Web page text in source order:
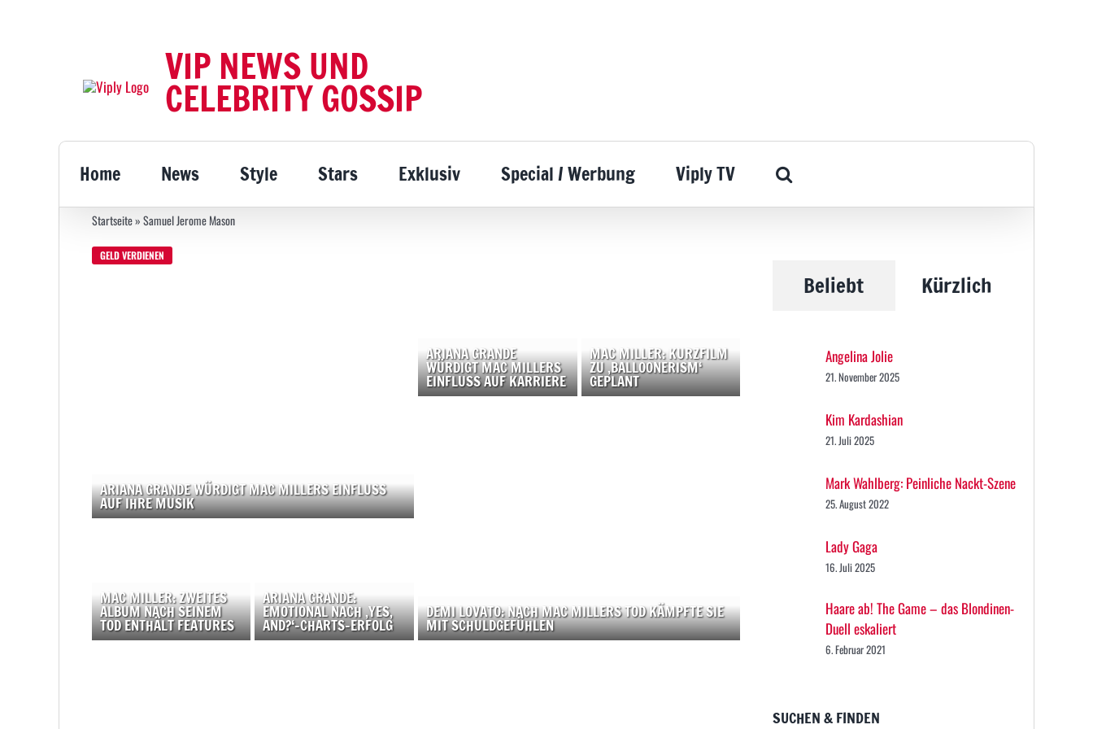
VIP NEWS UND
CELEBRITY GOSSIP
Home News Style Stars Exklusiv Special / Werbung Viply TV
Startseite»Samuel Jerome Mason
GELD VERDIENEN
ARIANA GRANDE WÜRDIGT MAC MILLERS EINFLUSS
AUF IHRE MUSIK
ARIANA GRANDE
WÜRDIGT MAC MILLERS
EINFLUSS AUF KARRIERE
MAC MILLER: KURZFILM
ZU ‚BALLOONERISM‘
GEPLANT
MAC MILLER: ZWEITES
ALBUM NACH SEINEM
TOD ENTHÄLT FEATURES
ARIANA GRANDE:
EMOTIONAL NACH ‚YES,
AND?‘-CHARTS-ERFOLG
DEMI LOVATO: NACH MAC MILLERS TOD KÄMPFTE SIE
MIT SCHULDGEFÜHLEN
Beliebt Kürzlich
Angelina Jolie
21. November 2025
Kim Kardashian
21. Juli 2025
Mark Wahlberg: Peinliche Nackt-Szene
25. August 2022
Lady Gaga
16. Juli 2025
Haare ab! The Game – das Blondinen-
Duell eskaliert
6. Februar 2021
SUCHEN & FINDEN